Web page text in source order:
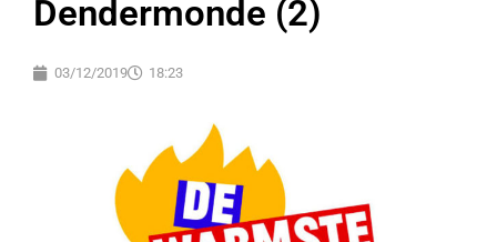
Dendermonde (2)
03/12/2019 18:23